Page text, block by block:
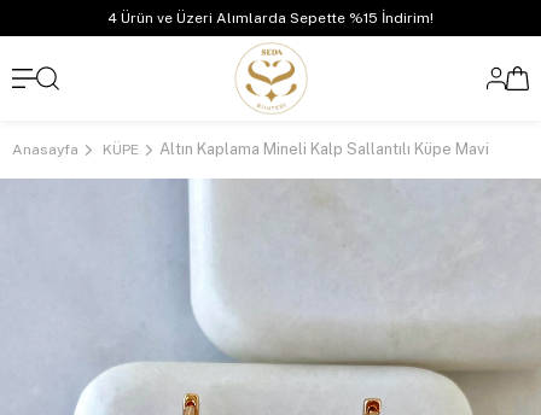
4 Ürün ve Üzeri Alımlarda Sepette %15 İndirim!
Anasayfa KÜPE Altın Kaplama Mineli Kalp Sallantılı Küpe Mavi